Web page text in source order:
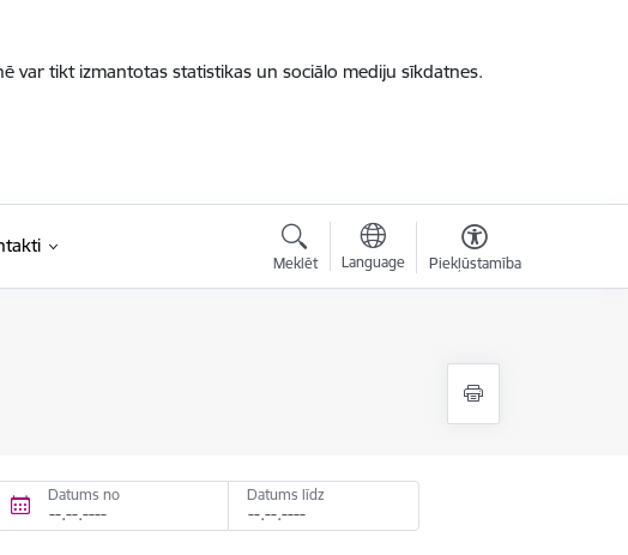
var tikt izmantotas statistikas un sociālo mediju sīkdatnes.
Meklēt Language Piekļūstamība
Datums no Datums līdz